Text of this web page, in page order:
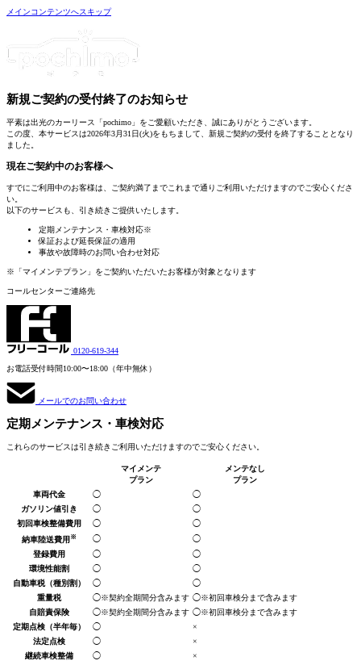
メインコンテンツへスキップ
新規ご契約の受付終了のお知らせ
平素は出光のカーリース「pochimo」をご愛顧いただき、誠にありがとうございます。
この度、本サービスは2026年3月31日(火)をもちまして、新規ご契約の受付を終了することとなり
ました。
現在ご契約中のお客様へ
すでにご利用中のお客様は、 ご契約満了までこれまで通りご利用いただけますのでご安心くださ
い。
以下のサービスも、引き続きご提供いたします。
定期メンテナンス・車検対応※
保証および延長保証の適用
事故や故障時のお問い合わせ対応
※「マイメンテプラン」をご契約いただいたお客様が対象となります
コールセンターご連絡先
0120-619-344
お電話受付時間10:00〜18:00（年中無休）
メールでのお問い合わせ
定期メンテナンス ・車検対応
これらのサービスは引き続きご利用いただけますのでご安心ください。
マイメンテ
プラン
メンテなし
プラン
車両代金
◯
◯
ガソリン値引き
◯
◯
初回車検整備費用
◯
◯
納車陸送費用 ※ ◯
◯
登録費用
◯
◯
環境性能割
◯
◯
自動車税（種別割） ◯
◯
重量税
◯※契約全期間分含みます ◯※初回車検分まで含みます
自賠責保険
◯※契約全期間分含みます ◯※初回車検分まで含みます
定期点検 （半年毎） ◯
×
法定点検
◯
×
継続車検整備
◯
×